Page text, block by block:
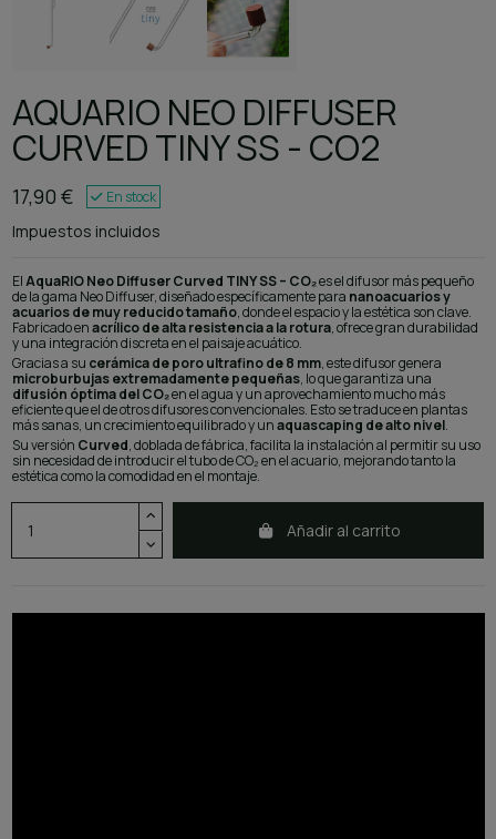
AQUARIO NEO DIFFUSER
CURVED TINY SS - CO2
17,90 € En stock
Impuestos incluidos
ElAquaRIO Neo Diffuser Curved TINY SS – CO₂es el difusor más pequeño
de la gama Neo Diffuser, diseñado específicamente para nanoacuarios y
acuarios de muy reducido tamaño, donde el espacio y la estética son clave.
Fabricado enacrílico de alta resistencia a la rotura, ofrece gran durabilidad
y una integración discreta en el paisaje acuático.
Gracias a su cerámica de poro ultrafino de 8 mm, este difusor genera
microburbujas extremadamente pequeñas, lo que garantiza una
difusión óptima del CO₂en el agua y un aprovechamiento mucho más
eficiente que el de otros difusores convencionales. Esto se traduce en plantas
más sanas, un crecimiento equilibrado y unaquascaping de alto nivel.
Su versión Curved, doblada de fábrica, facilita la instalación al permitir su uso
sin necesidad de introducir el tubo de CO₂ en el acuario, mejorando tanto la
estética como la comodidad en el montaje.
Añadir al carrito